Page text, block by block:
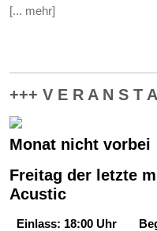
[... mehr]
+++ V E R A N S T
Monat nicht vorbei
Freitag der letzte
Acustic
Einlass: 18:00 Uhr